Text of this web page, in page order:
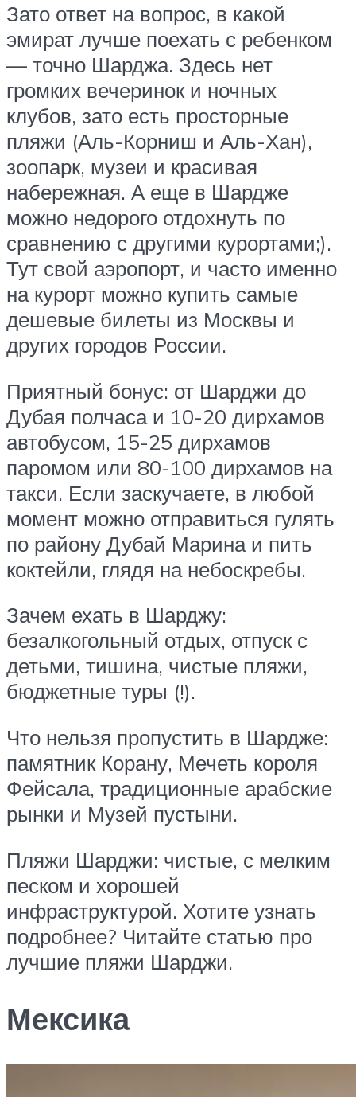
Зато ответ на вопрос, в какой
эмират лучше поехать с ребенком
— точно Шарджа. Здесь нет
громких вечеринок и ночных
клубов, зато есть просторные
пляжи (Аль-Корниш и Аль-Хан),
зоопарк, музеи и красивая
набережная. А еще в Шардже
можно недорого отдохнуть по
сравнению с другими курортами;).
Тут свой аэропорт, и часто именно
на курорт можно купить самые
дешевые билеты из Москвы и
других городов России.
Приятный бонус: от Шарджи до
Дубая полчаса и 10-20 дирхамов
автобусом, 15-25 дирхамов
паромом или 80-100 дирхамов на
такси. Если заскучаете, в любой
момент можно отправиться гулять
по району Дубай Марина и пить
коктейли, глядя на небоскребы.
Зачем ехать в Шарджу:
безалкогольный отдых, отпуск с
детьми, тишина, чистые пляжи,
бюджетные туры (!).
Что нельзя пропустить в Шардже:
памятник Корану, Мечеть короля
Фейсала, традиционные арабские
рынки и Музей пустыни.
Пляжи Шарджи: чистые, с мелким
песком и хорошей
инфраструктурой. Хотите узнать
подробнее? Читайте статью про
лучшие пляжи Шарджи.
Мексика